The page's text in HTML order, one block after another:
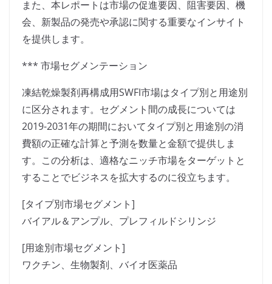
また、本レポートは市場の促進要因、阻害要因、機
会、新製品の発売や承認に関する重要なインサイト
を提供します。
*** 市場セグメンテーション
凍結乾燥製剤再構成用SWFI市場はタイプ別と用途別
に区分されます。セグメント間の成長については
2019-2031年の期間においてタイプ別と用途別の消
費額の正確な計算と予測を数量と金額で提供しま
す。この分析は、適格なニッチ市場をターゲットと
することでビジネスを拡大するのに役立ちます。
[タイプ別市場セグメント]
バイアル＆アンプル、プレフィルドシリンジ
[用途別市場セグメント]
ワクチン、生物製剤、バイオ医薬品